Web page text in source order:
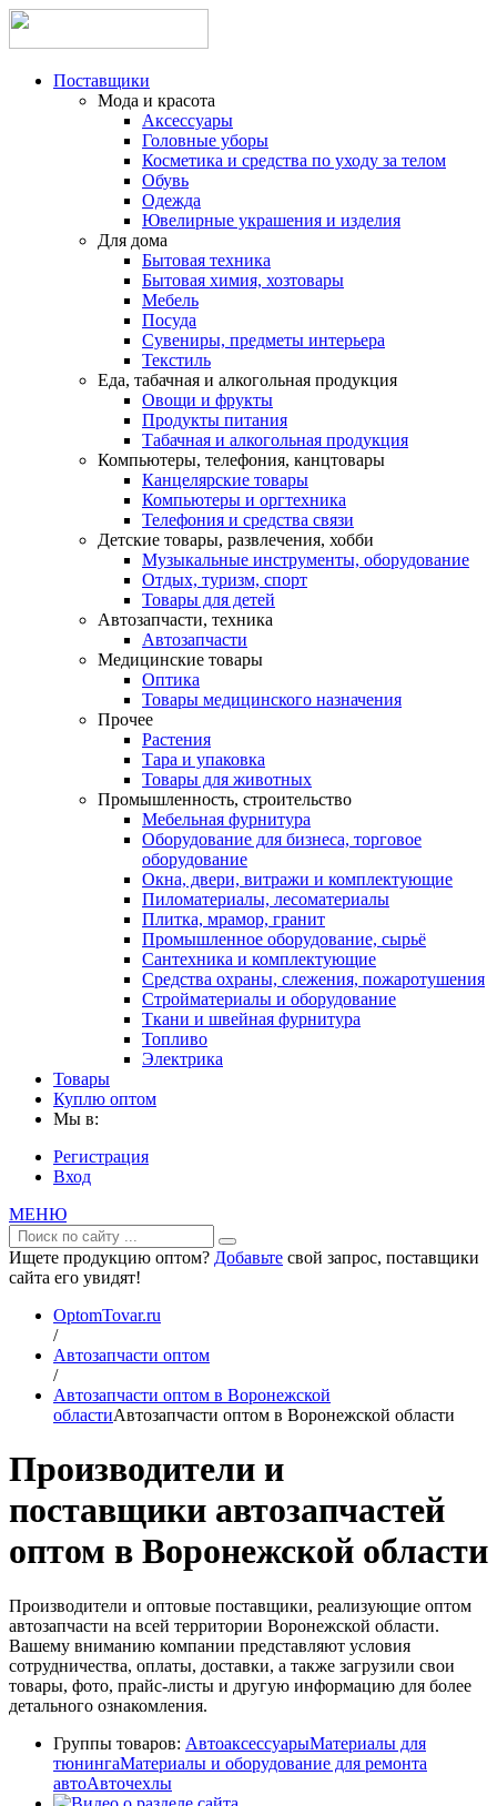
Поставщики
Мода и красота
Аксессуары
Головные уборы
Косметика и средства по уходу за телом
Обувь
Одежда
Ювелирные украшения и изделия
Для дома
Бытовая техника
Бытовая химия, хозтовары
Мебель
Посуда
Сувениры, предметы интерьера
Текстиль
Еда, табачная и алкогольная продукция
Овощи и фрукты
Продукты питания
Табачная и алкогольная продукция
Компьютеры, телефония, канцтовары
Канцелярские товары
Компьютеры и оргтехника
Телефония и средства связи
Детские товары, развлечения, хобби
Музыкальные инструменты, оборудование
Отдых, туризм, спорт
Товары для детей
Автозапчасти, техника
Автозапчасти
Медицинские товары
Оптика
Товары медицинского назначения
Прочее
Растения
Тара и упаковка
Товары для животных
Промышленность, строительство
Мебельная фурнитура
Оборудование для бизнеса, торговое
оборудование
Окна, двери, витражи и комплектующие
Пиломатериалы, лесоматериалы
Плитка, мрамор, гранит
Промышленное оборудование, сырьё
Сантехника и комплектующие
Средства охраны, слежения, пожаротушения
Стройматериалы и оборудование
Ткани и швейная фурнитура
Топливо
Электрика
Товары
Куплю оптом
Мы в:
Регистрация
Вход
МЕНЮ
Ищете продукцию оптом? Добавьте свой запрос, поставщики
сайта его увидят!
OptomTovar.ru
/
Автозапчасти оптом
/
Автозапчасти оптом в Воронежской
областиАвтозапчасти оптом в Воронежской области
Производители и
поставщики автозапчастей
оптом в Воронежской области
Производители и оптовые поставщики, реализующие оптом
автозапчасти на всей территории Воронежской области.
Вашему вниманию компании представляют условия
сотрудничества, оплаты, доставки, а также загрузили свои
товары, фото, прайс-листы и другую информацию для более
детального ознакомления.
Группы товаров: АвтоаксессуарыМатериалы для
тюнингаМатериалы и оборудование для ремонта
автоАвточехлы